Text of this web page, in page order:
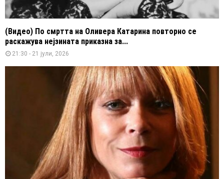
(Видео) По смртта на Оливера Катарина повторно се
раскажува нејзината приказна за...
21:30 - 21 јули, 2026